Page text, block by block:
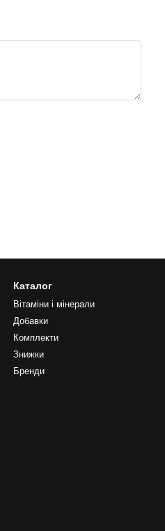
Каталог
Вітаміни і мінерали
Добавки
Комплекти
Знижки
Бренди